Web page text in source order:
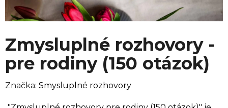
Zmysluplné rozhovory -
pre rodiny (150 otázok)
Značka: Smysluplné rozhovory